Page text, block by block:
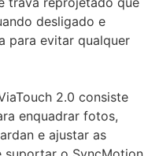
desligado e
para evitar qualquer
2.0 consiste
enquadrar fotos,
e ajustar as